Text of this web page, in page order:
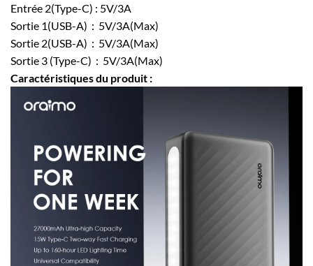
Entrée 2(Type-C) : 5V/3A
Sortie 1(USB-A)：5V/3A(Max)
Sortie 2(USB-A)：5V/3A(Max)
Sortie 3 (Type-C)：5V/3A(Max)
Caractéristiques du produit :